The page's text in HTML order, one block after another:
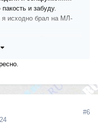
и забуду.
исходно брал на МЛ-
торгуемо.
#6